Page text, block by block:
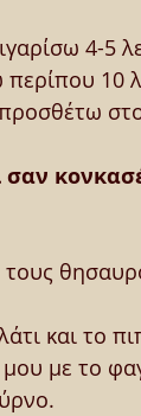
4-5
περίπου 10
σαν
τους
και το
με το